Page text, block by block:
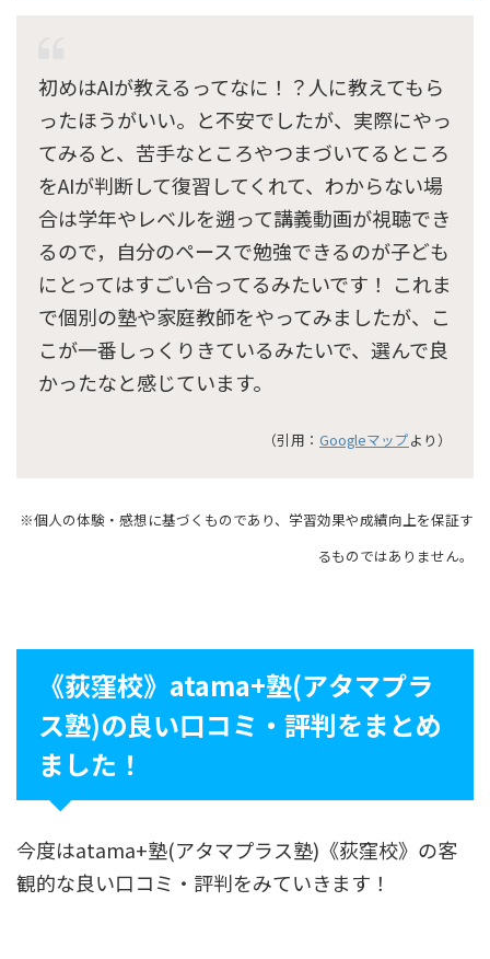
初めはAIが教えるってなに！？人に教えてもら
ったほうがいい。と不安でしたが、実際にやっ
てみると、苦手なところやつまづいてるところ
をAIが判断して復習してくれて、わからない場
合は学年やレベルを遡って講義動画が視聴でき
るので，自分のペースで勉強できるのが子ども
にとってはすごい合ってるみたいです！ これま
で個別の塾や家庭教師をやってみましたが、こ
こが一番しっくりきているみたいで、選んで良
かったなと感じています。
（引用： Googleマップより）
※個人の体験・感想に基づくものであり、学習効果や成績向上を保証す
るものではありません。
《荻窪校》atama+塾(アタマプラ
ス塾)の良い口コミ・評判をまとめ
ました！
今度はatama+塾(アタマプラス塾)《荻窪校》の客
観的な良い口コミ・評判をみていきます！